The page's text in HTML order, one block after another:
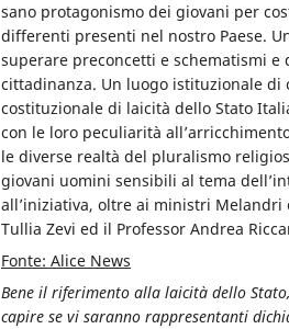
sano protagonismo dei giovani per
differenti presenti nel nostro Paese.
superare preconcetti e schematismi
cittadinanza. Un luogo istituzionale
costituzionale di laicità dello Stato
con le loro peculiarità
le diverse realtà del pluralismo
giovani uomini sensibili al tema
all’iniziativa, oltre ai ministri Melandri
Tullia Zevi ed il Professor Andrea
Fonte: Alice News
Bene il riferimento alla laicità dello
capire se vi saranno rappresentanti